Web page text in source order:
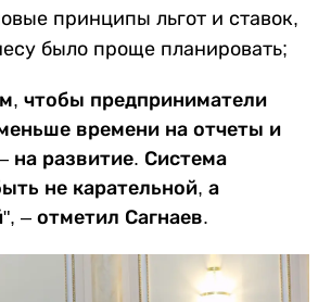
принципы льгот и ставок,
было проще планировать;
чтобы предприниматели
времени на отчеты и
на развитие. Система
не карательной, а
– отметил Сагнаев.